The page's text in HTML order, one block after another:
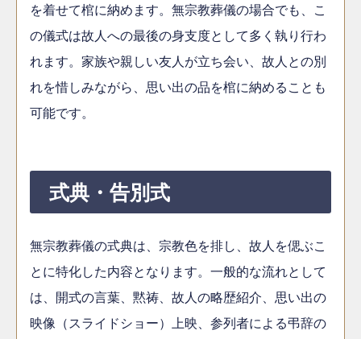
を着せて棺に納めます。無宗教葬儀の場合でも、こ
の儀式は故人への最後の身支度として多く執り行わ
れます。家族や親しい友人が立ち会い、故人との別
れを惜しみながら、思い出の品を棺に納めることも
可能です。
式典・告別式
無宗教葬儀の式典は、宗教色を排し、故人を偲ぶこ
とに特化した内容となります。一般的な流れとして
は、開式の言葉、黙祷、故人の略歴紹介、思い出の
映像（スライドショー）上映、参列者による弔辞の